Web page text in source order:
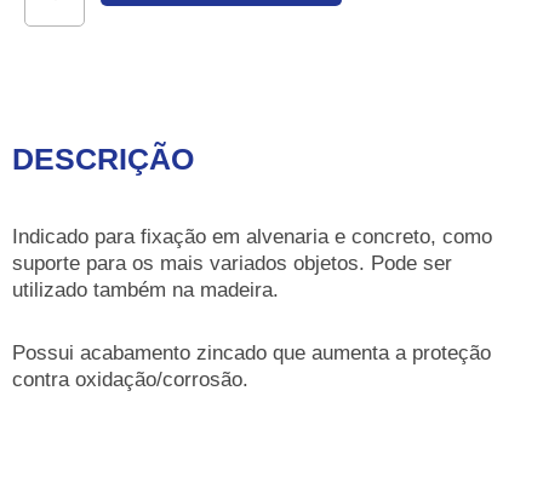
mm
DESCRIÇÃO
Indicado para fixação em alvenaria e concreto, como
suporte para os mais variados objetos. Pode ser
utilizado também na madeira.
Possui acabamento zincado que aumenta a proteção
contra oxidação/corrosão.